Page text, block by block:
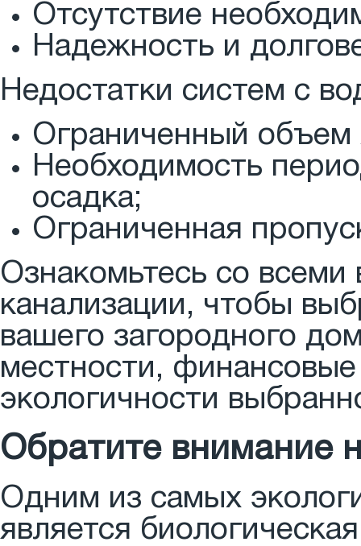
Отсутствие
Надежность и
Недостатки систем с
Ограниченный объем
Необходимость
осадка;
Ограниченная
Ознакомьтесь со
канализации, чтобы
вашего загородного
местности,
экологичности
Обратите внимание
Одним из самых
является